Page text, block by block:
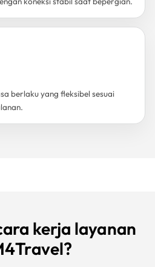
berlaku yang fleksibel sesuai
kerja layanan